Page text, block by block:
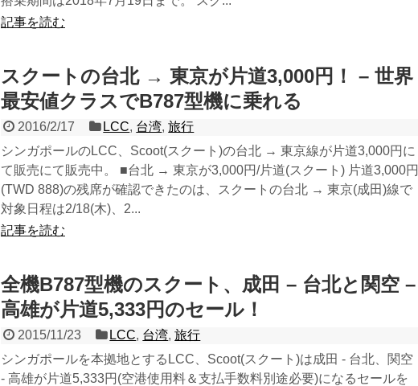
記事を読む
スクートの台北 → 東京が片道3,000円！ – 世界
最安値クラスでB787型機に乗れる
2016/2/17 LCC, 台湾,旅行
シンガポールのLCC、Scoot(スクート)の台北 → 東京線が片道3,000円に
て販売にて販売中。 ■台北 → 東京が3,000円/片道(スクート) 片道3,000円
(TWD 888)の残席が確認できたのは、スクートの台北 → 東京(成田)線で
対象日程は2/18(木)、2...
記事を読む
全機B787型機のスクート、成田 – 台北と関空 –
高雄が片道5,333円のセール！
2015/11/23 LCC, 台湾,旅行
シンガポールを本拠地とするLCC、Scoot(スクート)は成田 - 台北、関空
- 高雄が片道5,333円(空港使用料＆支払手数料別途必要)になるセールを